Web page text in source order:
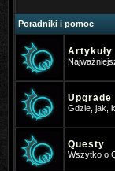
Poradniki i pomoc
Artykuły
Upgrade
Gdzie, jak,
Questy
Wszytko o